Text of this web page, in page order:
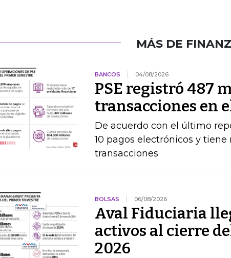
MÁS DE
BANCOS 04/08/2026
PSE registró 487
transacciones en
De acuerdo con el último
10 pagos electrónicos y
transacciones
BOLSAS 06/08/2026
Aval Fiduciaria
activos al cierre
2026